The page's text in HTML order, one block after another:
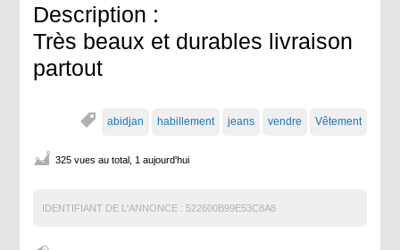
Description :
Très beaux et durables livraison
partout
abidjan habillement jeans vendre Vêtement
325 vues au total, 1 aujourd'hui
IDENTIFIANT DE L'ANNONCE : 522600B99E53C8A8